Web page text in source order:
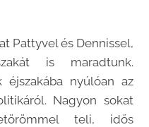
Pattyvel és Dennissel,
is maradtunk.
éjszakába nyúlóan az
Nagyon sokat
teli, idős